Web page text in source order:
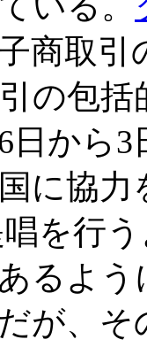
商取
の包
日から
に協力
を行
るよう
が、